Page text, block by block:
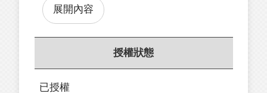
展開內容
授權狀態
已授權